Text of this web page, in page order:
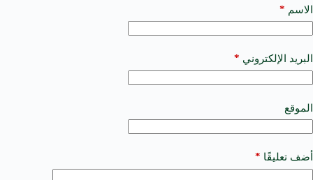
الاسم *
البريد الإلكتروني *
الموقع
أضف تعليقًا *
t
e
a
t
i
e
: